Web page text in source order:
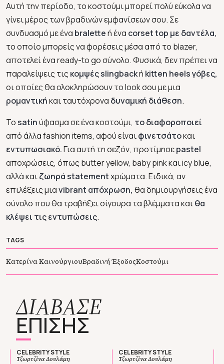
Αυτή την περίοδο, το κοστούμι μπορεί πολύ εύκολα να
γίνει μέρος των βραδινών εμφανίσεων σου. Σε
συνδυασμό με ένα braletteή ένα corset top με δαντέλα,
το οποίο μπορείς να φορέσεις μέσα από το blazer,
αποτελεί ένα ready-to go σύνολο. Φυσικά, δεν πρέπει να
παραλείψεις τις κομψές slingbackή kitten heels γόβες,
οι οποίες θα ολοκληρώσουν το look σου με μια
ρομαντικήκαι ταυτόχρονα δυναμική διάθεση.
Τοsatinύφασμα σε ένα κοστούμι, το διαφοροποιεί
από άλλα fashion items, αφού είναιφινετσάτοκαι
εντυπωσιακό.Για αυτή τη σεζόν, προτίμησεpastel
αποχρώσεις, όπως butter yellow, baby pink και icy blue,
αλλά καιζωηρά statementχρώματα. Ειδικά, αν
επιλέξεις μιαvibrant απόχρωση, θα δημιουργήσεις ένα
σύνολο που θα τραβήξει σίγουρα τα βλέμματα καιθα
κλέψει τις εντυπώσεις.
TAGS
Κατερίνα ΚαινούργιουΒραδινή ΈξοδοςΚοστούμι
ΔΙΑΒΑΣΕ
ΕΠΙΣΗΣ
CELEBRITY STYLE
Τζωρτζίνα Δουλάμη
CELEBRITY STYLE
Τζωρτζίνα Δουλάμη